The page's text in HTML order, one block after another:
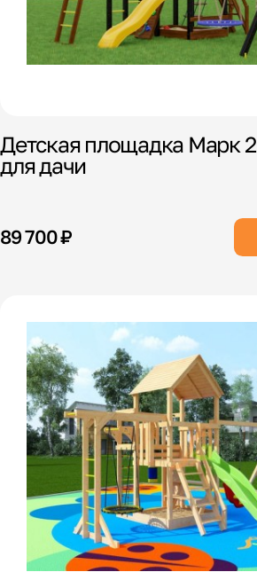
Детская площадка Марк 2
для дачи
89 700 ₽